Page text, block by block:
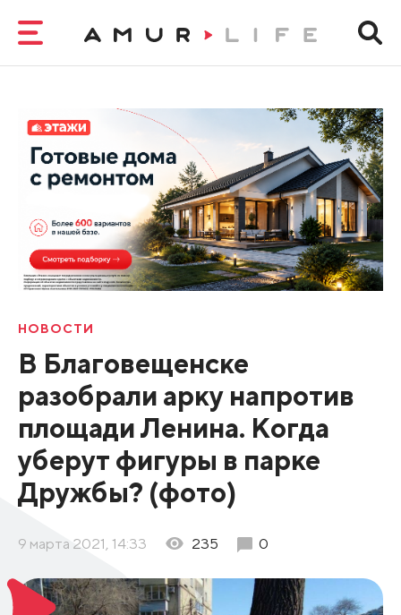
НОВОСТИ
В Благовещенске
разобрали арку напротив
площади Ленина. Когда
уберут фигуры в парке
Дружбы? (фото)
9 марта 2021, 14:33 235 0